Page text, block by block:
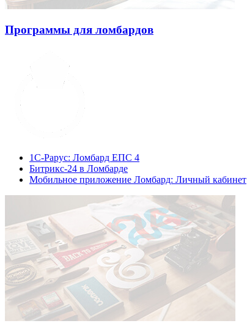
Программы для ломбардов
1С-Рарус: Ломбард ЕПС 4
Битрикс-24 в Ломбарде
Мобильное приложение Ломбард: Личный кабинет